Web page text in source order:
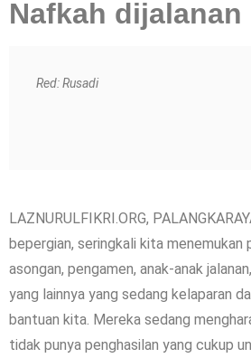
Nafkah dijalanan
Red: Rusadi
LAZNURULFIKRI.ORG,
bepergian, seringkali kita menemukan
asongan, pengamen, anak-anak
yang lainnya yang sedang kelaparan
bantuan kita. Mereka sedang
tidak punya penghasilan yang cukup